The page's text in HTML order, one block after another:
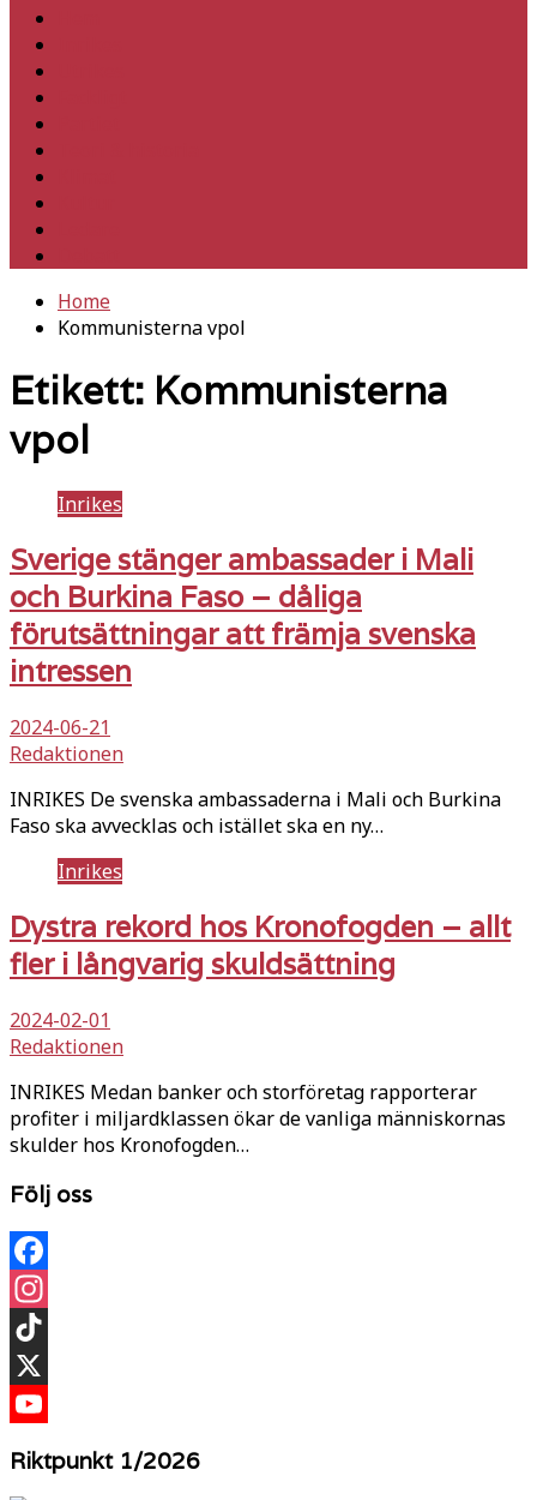
Home
Kommunisterna vpol
Etikett: Kommunisterna
vpol
Inrikes
Sverige stänger ambassader i Mali
och Burkina Faso – dåliga
förutsättningar att främja svenska
intressen
2024-06-21
Redaktionen
INRIKES De svenska ambassaderna i Mali och Burkina
Faso ska avvecklas och istället ska en ny…
Inrikes
Dystra rekord hos Kronofogden – allt
fler i långvarig skuldsättning
2024-02-01
Redaktionen
INRIKES Medan banker och storföretag rapporterar
profiter i miljardklassen ökar de vanliga människornas
skulder hos Kronofogden…
Följ oss
Facebook
Instagram
TikTok
X
Riktpunkt 1/2026